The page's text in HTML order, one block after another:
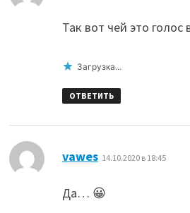
Так вот чей это голос
Загрузка...
ОТВЕТИТЬ
vawes: 14.10.2020 в 18:45
Да… 😀